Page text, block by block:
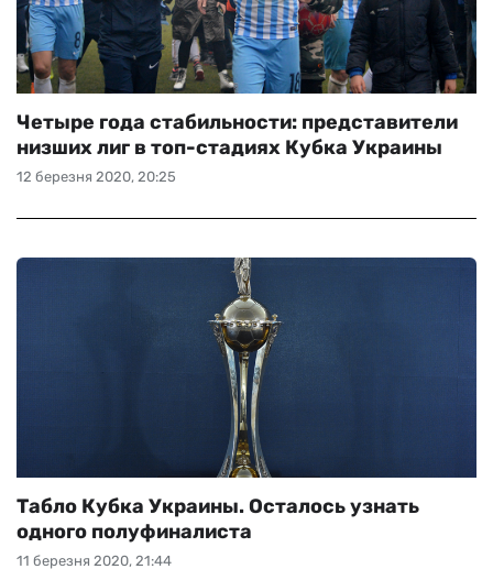
12 березня 2020, 20:25
Четыре года стабильности: представители
низших лиг в топ-стадиях Кубка Украины
11 березня 2020, 21:44
Табло Кубка Украины. Осталось узнать
одного полуфиналиста